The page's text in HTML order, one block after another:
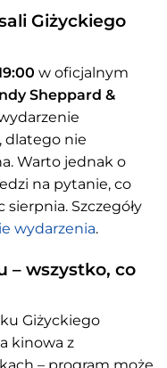
Giżyckiego
w oficjalnym
Sheppard &
dlatego nie
Warto jednak o
na pytanie, co
Szczegóły
wydarzenia.
– wszystko, co
Giżyckiego
kinowa z